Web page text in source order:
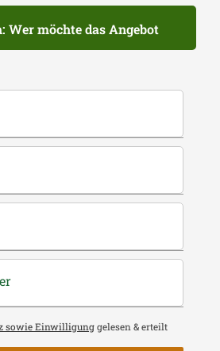
Wer möchte das Angebot
sowie Einwilligung gelesen & erteilt